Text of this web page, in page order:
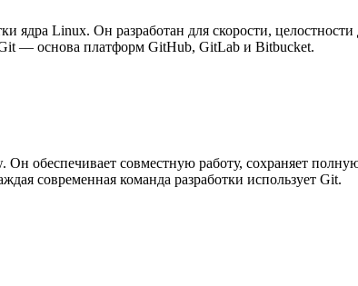
ядра Linux. Он разработан для скорости,
— основа платформ GitHub, GitLab и Bitbucket.
обеспечивает совместную работу, сохраняет
современная команда разработки использует Git.